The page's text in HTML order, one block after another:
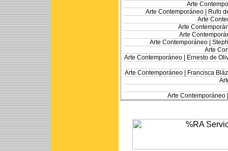
Arte
Arte Contemporáneo |
Rufo
Arte
Arte
Arte
Arte Contemporáneo |
Arte
Arte Contemporáneo |
Ernesto de
Arte Contemporáneo |
Francisca
Arte Contemporáneo